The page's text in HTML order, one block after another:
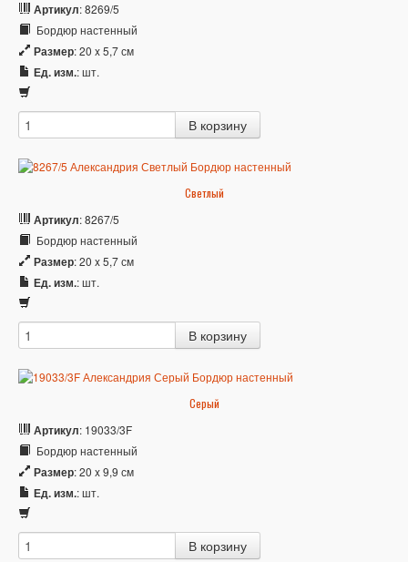
Артикул: 8269/5
Бордюр настенный
Размер: 20 x 5,7 см
Ед. изм.: шт.
Светлый
Артикул: 8267/5
Бордюр настенный
Размер: 20 x 5,7 см
Ед. изм.: шт.
Серый
Артикул: 19033/3F
Бордюр настенный
Размер: 20 x 9,9 см
Ед. изм.: шт.